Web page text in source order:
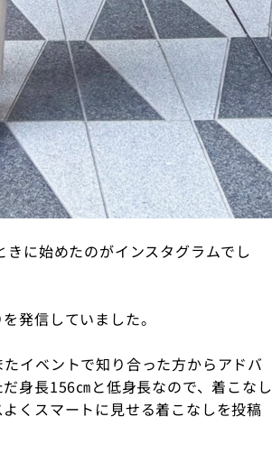
きに始めたのがインスタグラムでし
発信していました。
イベントで知り合った方からアドバ
身長156㎝と低身長なので、着こなし
くスマートに見せる着こなしを投稿